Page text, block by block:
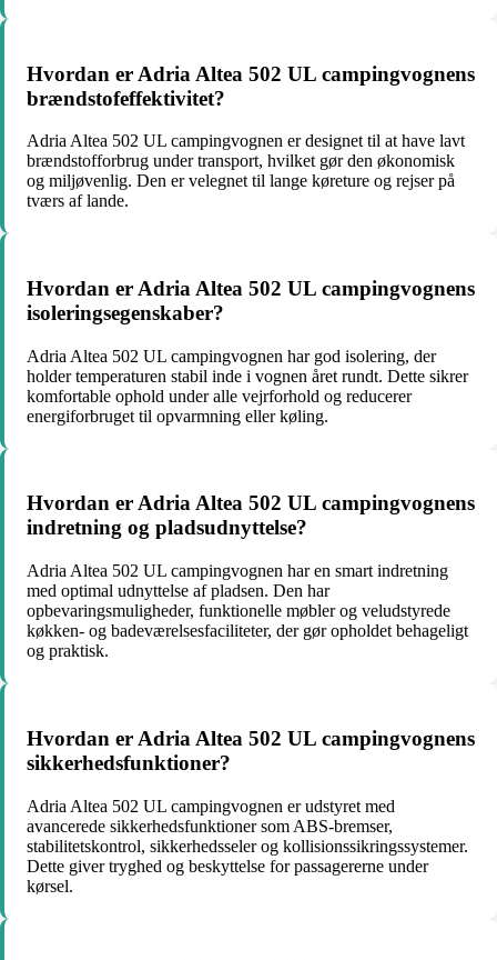
Hvordan er Adria Altea 502 UL campingvognens
brændstofeffektivitet?
Adria Altea 502 UL campingvognen er designet til at have lavt
brændstofforbrug under transport, hvilket gør den økonomisk
og miljøvenlig. Den er velegnet til lange køreture og rejser på
tværs af lande.
Hvordan er Adria Altea 502 UL campingvognens
isoleringsegenskaber?
Adria Altea 502 UL campingvognen har god isolering, der
holder temperaturen stabil inde i vognen året rundt. Dette sikrer
komfortable ophold under alle vejrforhold og reducerer
energiforbruget til opvarmning eller køling.
Hvordan er Adria Altea 502 UL campingvognens
indretning og pladsudnyttelse?
Adria Altea 502 UL campingvognen har en smart indretning
med optimal udnyttelse af pladsen. Den har
opbevaringsmuligheder, funktionelle møbler og veludstyrede
køkken- og badeværelsesfaciliteter, der gør opholdet behageligt
og praktisk.
Hvordan er Adria Altea 502 UL campingvognens
sikkerhedsfunktioner?
Adria Altea 502 UL campingvognen er udstyret med
avancerede sikkerhedsfunktioner som ABS-bremser,
stabilitetskontrol, sikkerhedsseler og kollisionssikringssystemer.
Dette giver tryghed og beskyttelse for passagererne under
kørsel.